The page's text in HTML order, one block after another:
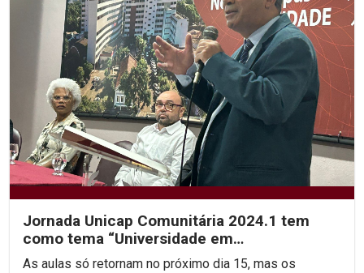
Jornada Unicap Comunitária 2024.1 tem
como tema “Universidade em
Transformação”
As aulas só retornam no próximo dia 15, mas os